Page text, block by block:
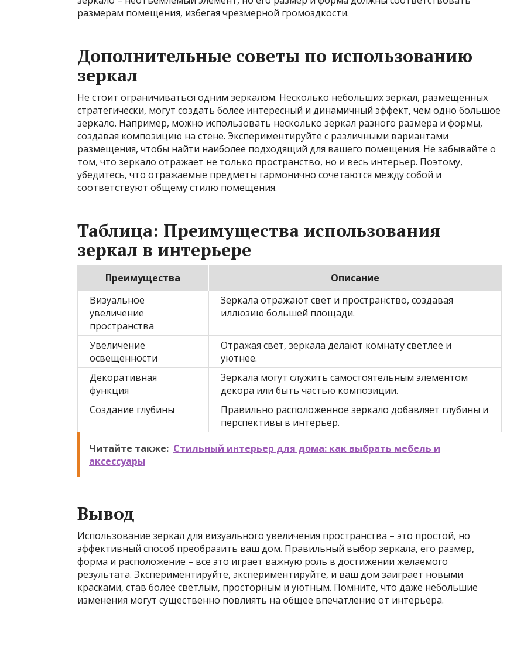
размерам помещения, избегая чрезмерной громоздкости.
Дополнительные советы по использованию
зеркал
Не стоит ограничиваться одним зеркалом. Несколько небольших зеркал, размещенных
стратегически, могут создать более интересный и динамичный эффект, чем одно большое
зеркало. Например, можно использовать несколько зеркал разного размера и формы,
создавая композицию на стене. Экспериментируйте с различными вариантами
размещения, чтобы найти наиболее подходящий для вашего помещения. Не забывайте о
том, что зеркало отражает не только пространство, но и весь интерьер. Поэтому,
убедитесь, что отражаемые предметы гармонично сочетаются между собой и
соответствуют общему стилю помещения.
Таблица: Преимущества использования
зеркал в интерьере
Преимущества
Описание
Визуальное
увеличение
пространства
Зеркала отражают свет и пространство, создавая
иллюзию большей площади.
Увеличение
освещенности
Отражая свет, зеркала делают комнату светлее и
уютнее.
Декоративная
функция
Зеркала могут служить самостоятельным элементом
декора или быть частью композиции.
Создание глубины
Правильно расположенное зеркало добавляет глубины и
перспективы в интерьер.
Читайте также: Стильный интерьер для дома: как выбрать мебель и
аксессуары
Вывод
Использование зеркал для визуального увеличения пространства – это простой, но
эффективный способ преобразить ваш дом. Правильный выбор зеркала, его размер,
форма и расположение – все это играет важную роль в достижении желаемого
результата. Экспериментируйте, экспериментируйте, и ваш дом заиграет новыми
красками, став более светлым, просторным и уютным. Помните, что даже небольшие
изменения могут существенно повлиять на общее впечатление от интерьера.